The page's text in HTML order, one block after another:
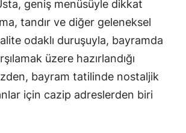
geniş menüsüyle dikkat
tandır ve diğer geleneksel
odaklı duruşuyla, bayramda
üzere hazırlandığı
bayram tatilinde nostaljik
için cazip adreslerden biri